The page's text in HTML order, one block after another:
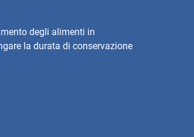
degli alimenti in
la durata di conservazione